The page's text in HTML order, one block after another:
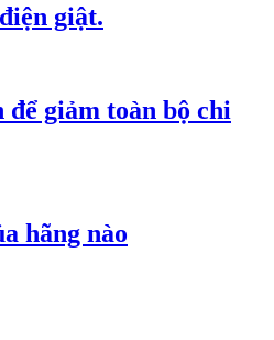
giật.
giảm toàn bộ chi
hãng nào